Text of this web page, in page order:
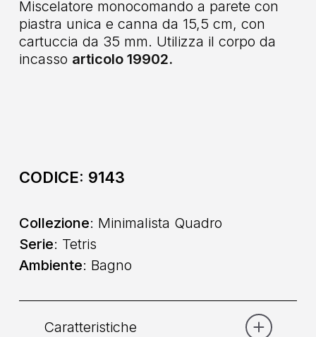
Miscelatore monocomando a parete con
piastra unica e canna da 15,5 cm, con
cartuccia da 35 mm. Utilizza il corpo da
incasso articolo 19902.
CODICE: 9143
Collezione: Minimalista Quadro
Serie: Tetris
Ambiente: Bagno
Caratteristiche